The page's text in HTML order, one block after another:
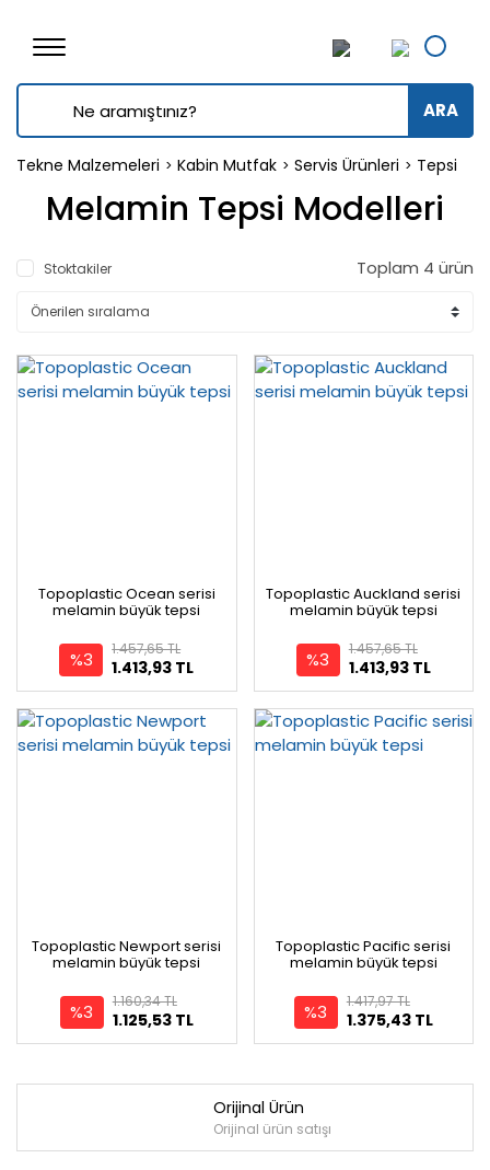
ARA
Tekne Malzemeleri Kabin Mutfak Servis Ürünleri Tepsi
Melamin Tepsi Modelleri
Stoktakiler Toplam 4 ürün
Topoplastic Ocean serisi
melamin büyük tepsi
%3 1.413,93 TL
1.457,65 TL
Topoplastic Auckland serisi
melamin büyük tepsi
%3 1.413,93 TL
1.457,65 TL
Topoplastic Newport serisi
melamin büyük tepsi
%3 1.125,53 TL
1.160,34 TL
Topoplastic Pacific serisi
melamin büyük tepsi
%3 1.375,43 TL
1.417,97 TL
Orijinal Ürün
Orijinal ürün satışı